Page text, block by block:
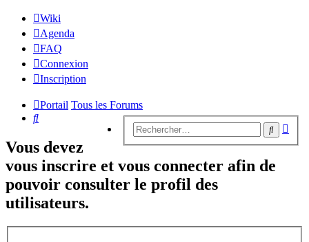
Wiki
Agenda
FAQ
Connexion
Inscription
Portail Tous les Forums
Rechercher
Vous devez
vous inscrire et vous connecter afin de
pouvoir consulter le profil des
utilisateurs.